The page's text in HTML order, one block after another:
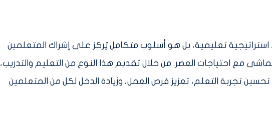
تعليمية، بل هو أسلوب متكامل يُركز على إشراك المتعلمين
مع احتياجات العصر. من خلال تقديم هذا النوع من التعليم والتدريب،
تجربة التعلم، تعزيز فرص العمل، وزيادة الدخل لكل من المتعلمين